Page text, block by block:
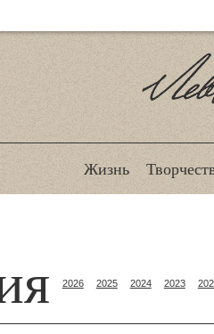
Жизнь
2026 2025 2024 2023